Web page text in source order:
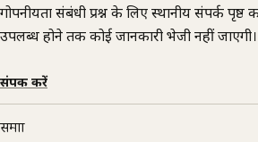
गोपनीयता संबंधी प्रश्न के लिए स्थानीय संपर्क
उपलब्ध होने तक कोई जानकारी भेजी नहीं जाएगी।
संपर्क करें
समाज्ञा